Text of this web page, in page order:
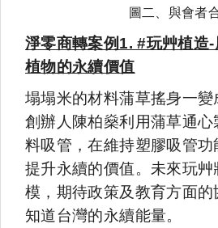
圖二、與會者
淨零商轉案例1. #玩艸植造
植物的永續價值
塌塌米的材料蒲草搖身一
創辦人陳柏燊利用蒲草通
料吸管，在維持塑膠吸管功
提升永續的價值。未來玩艸
模，期待政策及教育方面
知道台灣的永續能量。